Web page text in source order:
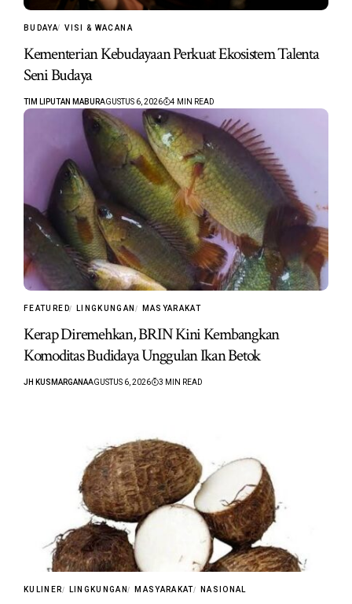
BUDAYA VISI & WACANA
Kementerian Kebudayaan Perkuat Ekosistem Talenta
Seni Budaya
TIM LIPUTAN MABURAGUSTUS 6, 2026 4 MIN READ
FEATURED LINGKUNGAN MASYARAKAT
Kerap Diremehkan, BRIN Kini Kembangkan
Komoditas Budidaya Unggulan Ikan Betok
JH KUSMARGANAAGUSTUS 6, 2026 3 MIN READ
KULINER LINGKUNGAN MASYARAKAT NASIONAL